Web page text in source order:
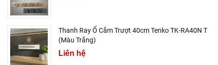
Thanh Ray Ổ Cắm Trượt 40cm Tenko TK-RA40N T
(Màu Trắng)
Liên hệ